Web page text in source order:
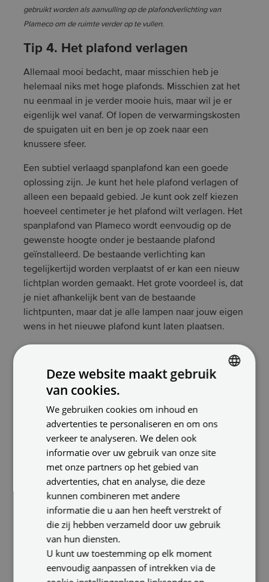
gebruikt worden als aanvulling op de plafondverlichting van
Plameco om de ruimte verder op te vullen.
Tip 4. Het plafond verlagen
Allemaal mooi bedacht, maar misschien heb je
helemaal niks met hoge plafonds. Misschien zat het
nu eenmaal in je verder mooie huis, maar wil je er
eigenlijk wel vanaf. Of lopen de verwarmingskosten
de spuigaten uit en ben je op zoek naar een
knussere sfeer.
Een subtiel verlaagd spanplafond kan een goede
oplossing zijn. Je kunt het hele plafond verlagen of
alleen een bepaald gebied. Je kunt ook zelf kiezen
hoeveel centimeter je het plafond wilt verlagen. Het
spanplafond van Plameco wordt eenvoudig op de
gewenste hoogte onder je bestaande plafond
geïnstalleerd. De bestaande verlichting kan
tegelijkertijd worden verplaatst of er kan een nieuw
lichtplan worden gemaakt. Het grote voordeel is, dat
je niet afhankelijk bent van de bestaande
lichtpunten, maar dat je alle lampen naar jouw eigen
wens in het nieuwe plafond kunt laten plaatsen.
kunt simuleren.
De akoestiek in de kamer kan ook worden verbeterd
door een spanplafond, al was het maar doordat de
ruimte kleiner wordt door het verlaagde plafond en
het zachte plafondmateriaal. Om het effect nog
groter te maken, kun je geluidsabsorberend
materiaal tussen het oude en nieuwe plafond laten
aanbrengen.
Deze website maakt gebruik
van cookies.
We gebruiken cookies om inhoud en
advertenties te personaliseren en om ons
verkeer te analyseren. We delen ook
informatie over uw gebruik van onze site
met onze partners op het gebied van
advertenties, chat en analyse, die deze
kunnen combineren met andere
informatie die u aan hen heeft verstrekt of
die zij hebben verzameld door uw gebruik
van hun diensten.
U kunt uw toestemming op elk moment
eenvoudig aanpassen of intrekken via de